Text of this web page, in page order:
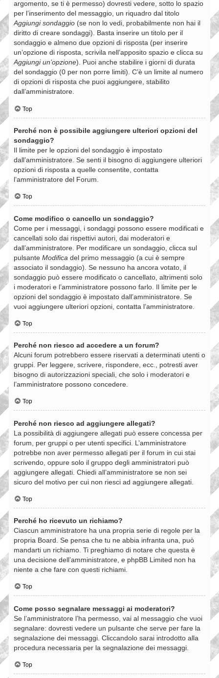
argomento, se ti è permesso) dovresti vedere, sotto lo spazio
per l’inserimento del messaggio, un riquadro dal titolo
Aggiungi sondaggio (se non lo vedi, probabilmente non hai il
diritto di creare sondaggi). Basta inserire un titolo per il
sondaggio e almeno due opzioni di risposta (per inserire
un’opzione di risposta, scrivila nell’apposito spazio e clicca su
Aggiungi un’opzione). Puoi anche stabilire i giorni di durata
del sondaggio (0 per non porre limiti). C’è un limite al numero
di opzioni di risposta che puoi aggiungere, stabilito
dall’amministratore.
Top
Perché non è possibile aggiungere ulteriori opzioni del
sondaggio?
Il limite per le opzioni del sondaggio è impostato
dall’amministratore. Se senti il bisogno di aggiungere ulteriori
opzioni di risposta a quelle consentite, contatta
l’amministratore del Forum.
Top
Come modifico o cancello un sondaggio?
Come per i messaggi, i sondaggi possono essere modificati e
cancellati solo dai rispettivi autori, dai moderatori e
dall’amministratore. Per modificare un sondaggio, clicca sul
pulsante Modifica del primo messaggio (a cui è sempre
associato il sondaggio). Se nessuno ha ancora votato, il
sondaggio può essere modificato o cancellato, altrimenti solo
i moderatori e l’amministratore possono farlo. Il limite per le
opzioni del sondaggio è impostato dall’amministratore. Se
vuoi aggiungere ulteriori opzioni, contatta l’amministratore.
Top
Perché non riesco ad accedere a un forum?
Alcuni forum potrebbero essere riservati a determinati utenti o
gruppi. Per leggere, scrivere, rispondere, ecc., potresti aver
bisogno di autorizzazioni speciali, che solo i moderatori e
l’amministratore possono concedere.
Top
Perché non riesco ad aggiungere allegati?
La possibilità di aggiungere allegati può essere concessa per
forum, per gruppi o per utenti specifici. L’amministratore
potrebbe non aver permesso allegati per il forum in cui stai
scrivendo, oppure solo il gruppo degli amministratori può
aggiungere allegati. Chiedi all’amministratore se non sei
sicuro del motivo per cui non riesci ad aggiungere allegati.
Top
Perché ho ricevuto un richiamo?
Ciascun amministratore ha una propria serie di regole per la
propria Board. Se pensa che tu ne abbia infranta una, può
mandarti un richiamo. Ti preghiamo di notare che questa è
una decisione dell’amministratore, e phpBB Limited non ha
niente a che fare con questi richiami.
Top
Come posso segnalare messaggi ai moderatori?
Se l’amministratore l’ha permesso, vai al messaggio che vuoi
segnalare: dovresti vedere un pulsante che serve per fare la
segnalazione dei messaggi. Cliccandolo sarai introdotto alla
procedura necessaria per la segnalazione dei messaggi.
Top